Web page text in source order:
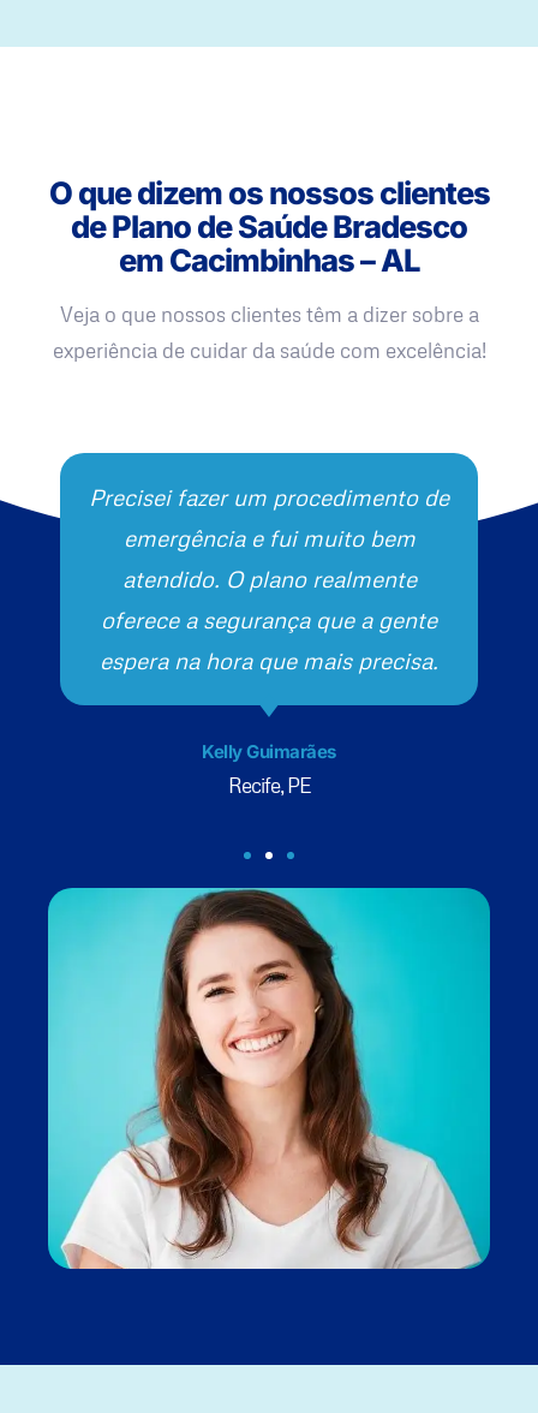
O que dizem os nossos clientes
de Plano de Saúde Bradesco
em Cacimbinhas – AL
Veja o que nossos clientes têm a dizer sobre a
experiência de cuidar da saúde com excelência!
Precisei fazer um procedimento de
emergência e fui muito bem
atendido. O plano realmente
oferece a segurança que a gente
espera na hora que mais precisa.
Kelly Guimarães
Recife, PE